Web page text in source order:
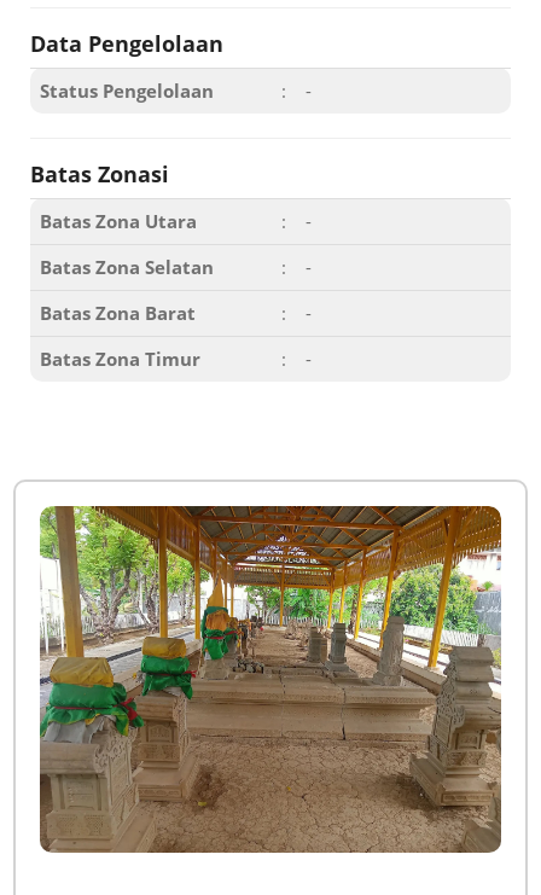
Data Pengelolaan
Status Pengelolaan : -
Batas Zonasi
Batas Zona Utara :
-
Batas Zona Selatan
:
-
Batas Zona Barat
:
-
Batas Zona Timur
: -